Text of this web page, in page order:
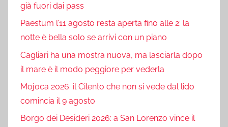
già fuori dai pass
Paestum l’11 agosto resta aperta fino alle 2: la
notte è bella solo se arrivi con un piano
Cagliari ha una mostra nuova, ma lasciarla dopo
il mare è il modo peggiore per vederla
Mojoca 2026: il Cilento che non si vede dal lido
comincia il 9 agosto
Borgo dei Desideri 2026: a San Lorenzo vince il